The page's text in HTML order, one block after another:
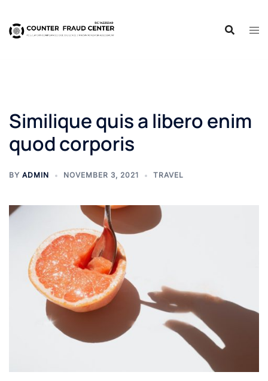
content
Similique quis a libero enim
quod corporis
BY ADMIN NOVEMBER 3, 2021 TRAVEL